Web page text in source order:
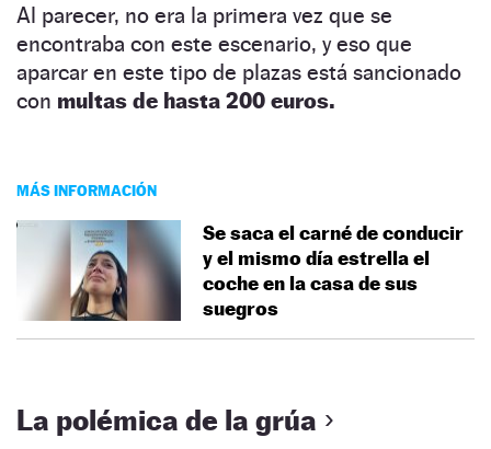
Al parecer, no era la primera vez que se
encontraba con este escenario, y eso que
aparcar en este tipo de plazas está sancionado
con multas de hasta 200 euros.
MÁS INFORMACIÓN
Se saca el carné de conducir
y el mismo día estrella el
coche en la casa de sus
suegros
La polémica de la grúa